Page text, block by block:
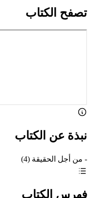
تصفح الكتاب
نبذة عن الكتاب
- من أجل الحقيقة (4)
فهرس الكتاب